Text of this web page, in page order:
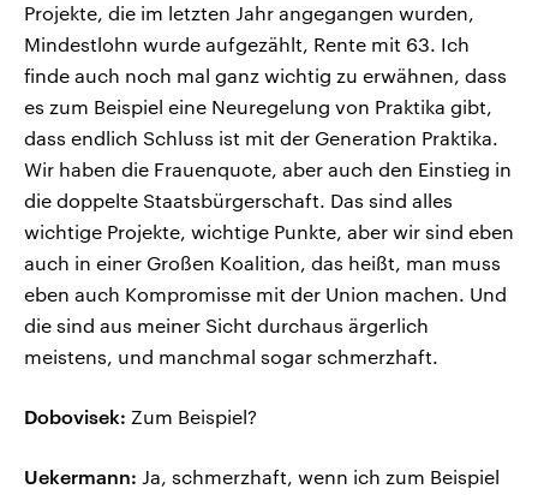
Projekte, die im letzten Jahr angegangen wurden,
Mindestlohn wurde aufgezählt, Rente mit 63. Ich
finde auch noch mal ganz wichtig zu erwähnen, dass
es zum Beispiel eine Neuregelung von Praktika gibt,
dass endlich Schluss ist mit der Generation Praktika.
Wir haben die Frauenquote, aber auch den Einstieg in
die doppelte Staatsbürgerschaft. Das sind alles
wichtige Projekte, wichtige Punkte, aber wir sind eben
auch in einer Großen Koalition, das heißt, man muss
eben auch Kompromisse mit der Union machen. Und
die sind aus meiner Sicht durchaus ärgerlich
meistens, und manchmal sogar schmerzhaft.
Dobovisek: Zum Beispiel?
Uekermann: Ja, schmerzhaft, wenn ich zum Beispiel